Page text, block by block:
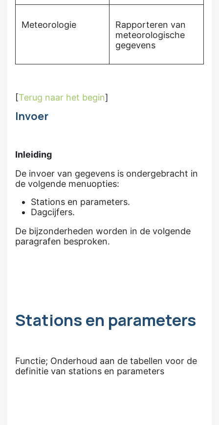
Meteorologie
Rapporteren van
meteorologische
gegevens
[Terug naar het begin]
Invoer
Inleiding
De invoer van gegevens is ondergebracht in
de volgende menuopties:
Stations en parameters.
Dagcijfers.
De bijzonderheden worden in de volgende
paragrafen besproken.
Stations en parameters
Functie; Onderhoud aan de tabellen voor de
definitie van stations en parameters